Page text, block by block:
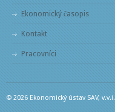
Ekonomický časopis
Kontakt
Pracovníci
© 2026 Ekonomický ústav SAV, v.v.i.